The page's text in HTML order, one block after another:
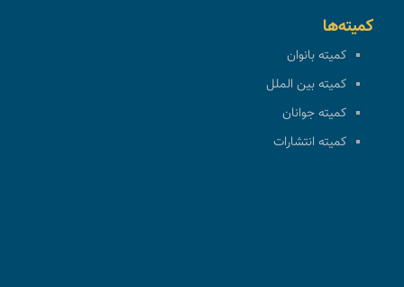
کمیته‌ها
کمیته بانوان
کمیته بین الملل
کمیته جوانان
کمیته انتشارات